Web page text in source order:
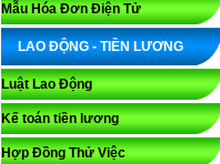
Mẫu Hóa Đơn Điện Tử
LAO ĐỘNG - TIỀN LƯƠNG
Luật Lao Động
Kế toán tiền lương
Hợp Đồng Thử Việc